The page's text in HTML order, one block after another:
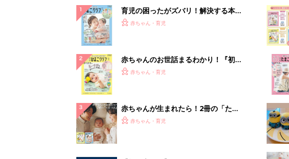
が見逃せない！
PR（Amazon）
ランキングをもっと見る